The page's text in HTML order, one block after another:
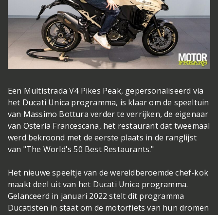
Een Multistrada V4 Pikes Peak, gepersonaliseerd via
het Ducati Unica programma, is klaar om de speeltuin
van Massimo Bottura verder te verrijken, de eigenaar
van Osteria Francescana, het restaurant dat tweemaal
werd bekroond met de eerste plaats in de ranglijst
van "The World's 50 Best Restaurants."
Het nieuwe speeltje van de wereldberoemde chef-kok
maakt deel uit van het Ducati Unica programma.
Gelanceerd in januari 2022 stelt dit programma
Ducatisten in staat om de motorfiets van hun dromen